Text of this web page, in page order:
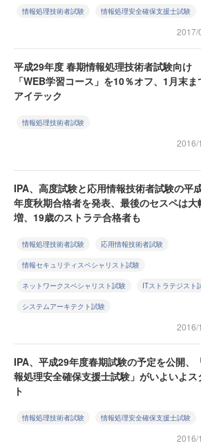
情報処理技術者試験 情報処理安全確保支援士試験
2017/
平成29年度 春期情報処理技術者試験向け
「WEB学習コース」を10％オフ、1月末
アイテック
情報処理技術者試験
2016/
IPA、高度試験と応用情報技術者試験の平
年度秋期合格者を発表、最後のセスペは大
増、19歳のストラテ合格者も
情報処理技術者試験 応用情報技術者試験
情報セキュリティスペシャリスト試験
ネットワークスペシャリスト試験 ITストラテジスト
システムアーキテクト試験
2016/
IPA、平成29年度春期試験の予定を公開、
報処理安全確保支援士試験」がいよいよス
ト
情報処理技術者試験 情報処理安全確保支援士試験
2016/